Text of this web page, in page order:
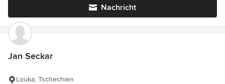
Nachricht
Jan Seckar
Louka, Tschechien